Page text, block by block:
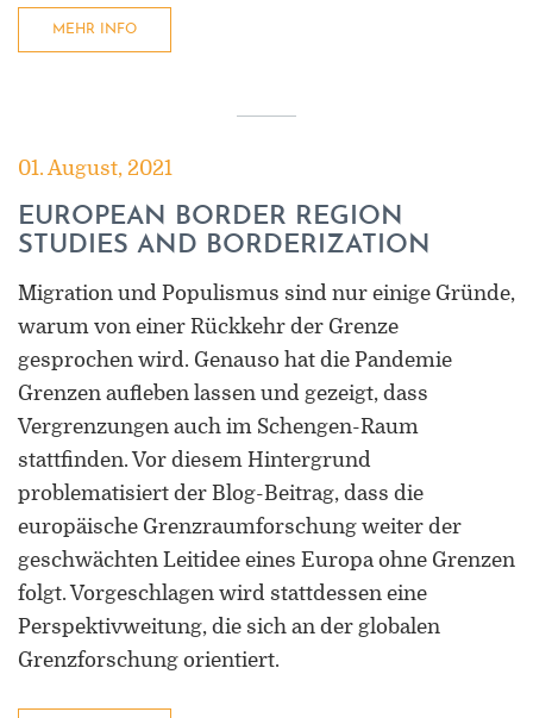
MEHR INFO
01. August, 2021
EUROPEAN BORDER REGION
STUDIES AND BORDERIZATION
Migration und Populismus sind nur einige Gründe,
warum von einer Rückkehr der Grenze
gesprochen wird. Genauso hat die Pandemie
Grenzen aufleben lassen und gezeigt, dass
Vergrenzungen auch im Schengen-Raum
stattfinden. Vor diesem Hintergrund
problematisiert der Blog-Beitrag, dass die
europäische Grenzraumforschung weiter der
geschwächten Leitidee eines Europa ohne Grenzen
folgt. Vorgeschlagen wird stattdessen eine
Perspektivweitung, die sich an der globalen
Grenzforschung orientiert.